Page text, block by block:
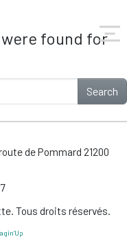
found for
Search
de Pommard 21200
Tous droits réservés.